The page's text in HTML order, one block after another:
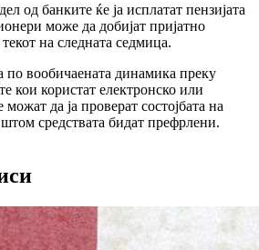
од банките ќе ја исплатат пензијата
може да добијат пријатно
на следната седмица.
по вообичаената динамика преку
кои користат електронско или
да ја проверат состојбата на
средствата бидат префрлени.